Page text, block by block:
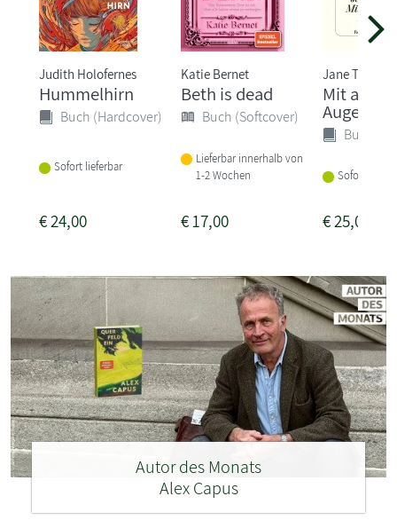
Judith Holofernes
Hummelhirn
Buch (Hardcover)
Sofort lieferbar
€24,00
Katie Bernet
Beth is dead
Buch (Softcover)
Lieferbar innerhalb von
1-2 Wochen
€17,00
Jane Tara
Mit
Augen
Buch
Sofort
€25,00
Autor des Monats
Alex Capus